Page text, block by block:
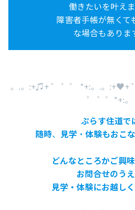
働きたいを叶えま
障害者手帳が無くて
な場合もありま
。.。:+♫+ ゜ ゜゜ *+:。.。:+♥+
゜ ゜゜*+:。
ぷらす住道で
随時、 見学 ・ 体験もおこ
どんなところかご興
お問合せのうえ
見学・体験にお越しく